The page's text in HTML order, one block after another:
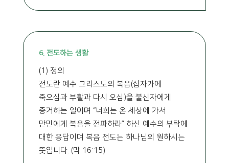
6. 전도하는 생활
(1) 정의
전도란 예수 그리스도의 복음(십자가에
죽으심과 부활과 다시 오심)을 불신자에게
증거하는 일이며 “너희는 온 세상에 가서
만민에게 복음을 전파하라” 하신 예수의 부탁에
대한 응답이며 복음 전도는 하나님의 원하시는
뜻입니다. (막 16:15)